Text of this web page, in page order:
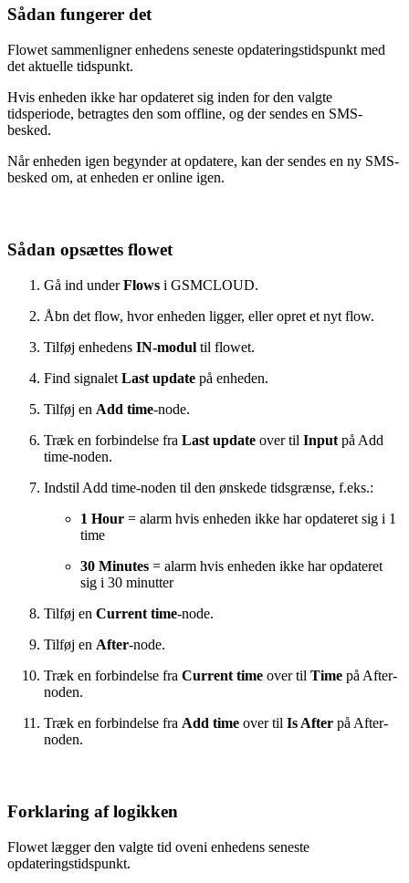
Sådan fungerer det
Flowet sammenligner enhedens seneste opdateringstidspunkt med
det aktuelle tidspunkt.
Hvis enheden ikke har opdateret sig inden for den valgte
tidsperiode, betragtes den som offline, og der sendes en SMS-
besked.
Når enheden igen begynder at opdatere, kan der sendes en ny SMS-
besked om, at enheden er online igen.
Sådan opsættes flowet
Gå ind underFlows i GSMCLOUD.
Åbn det flow, hvor enheden ligger, eller opret et nyt flow.
Tilføj enhedens IN-modul til flowet.
Find signalet Last update på enheden.
Tilføj en Add time-node.
Træk en forbindelse fra Last update over til Input på Add
time-noden.
Indstil Add time-noden til den ønskede tidsgrænse, f.eks.:
1 Hour = alarm hvis enheden ikke har opdateret sig i 1
time
30 Minutes = alarm hvis enheden ikke har opdateret
sig i 30 minutter
Tilføj en Current time-node.
Tilføj en After-node.
Træk en forbindelse fra Current time over til Time på After-
noden.
Træk en forbindelse fra Add time over til Is After på After-
noden.
Forklaring af logikken
Flowet lægger den valgte tid oveni enhedens seneste
opdateringstidspunkt.